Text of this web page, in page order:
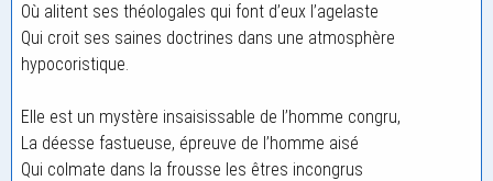
Où alitent ses théologales qui font d’eux l’agelaste
Qui croit ses saines doctrines dans une atmosphère
hypocoristique.
Elle est un mystère insaisissable de l’homme congru,
La déesse fastueuse, épreuve de l’homme aisé
Qui colmate dans la frousse les êtres incongrus